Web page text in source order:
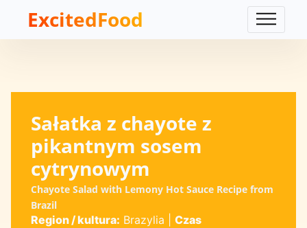
ExcitedFood
Sałatka z chayote z
pikantnym sosem
cytrynowym
Chayote Salad with Lemony Hot Sauce Recipe from
Brazil
Region / kultura: Brazylia
Czas